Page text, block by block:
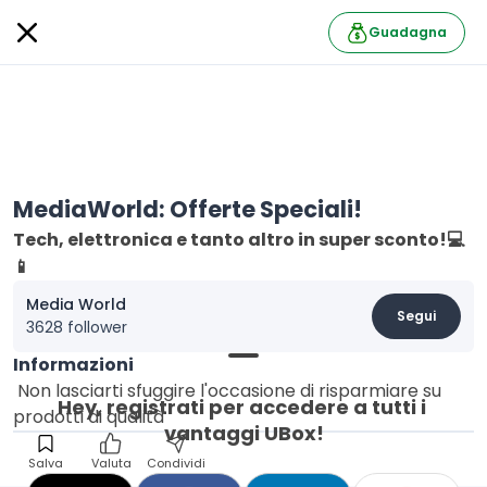
Guadagna
MediaWorld: Offerte Speciali!
Tech, elettronica e tanto altro in super sconto!💻
📱
Media World
3628 follower
Segui
Informazioni
Non lasciarti sfuggire l'occasione di risparmiare su
prodotti di qualità
Salva Valuta Condividi
Hey, registrati per accedere a tutti i
vantaggi UBox!